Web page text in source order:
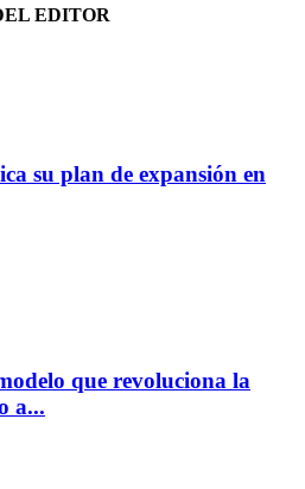
EDITOR
su plan de expansión en
que revoluciona la
a...